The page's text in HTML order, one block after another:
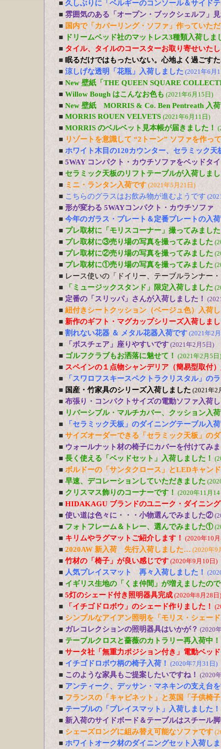
■ 久しぶりに「ベルギーのコンソール＆サイド
■ 雰囲気のある「オープン・ブックシェルフ」
■ 国内で「カバーリング・ソファ」作っていた
■
ドリームベッド社のマットレス3種類入荷しま
■ タイル、タイルのコースターお取り寄せいた
■ 眠るだけではもったいない。心地よく過ごす
■ 涼しげな透明「花瓶」入荷しました (2021年6月
■ New 壁紙「THE QUEEN SQUARE
■ Willow Bough はこんなお色も (2021年6月15日)
■ New 壁紙 MORRIS & Co. Ben Pentreath 入
■ MORRIS ROUEN VELVETS (2021年6月11日)
■ MORRIS のベルベット見本帳が届きました！
■ リゾートを意識して “2トーン” ソファを作っ
■ ホワイト木目の120カウンター、セラミック天
■ 5WAY コンパクト・カウチソファをベッドタ
■ セラミック天板のリフトテーブルが入荷しま
■ ミニ・ランタン入荷です (2021年5月21日)
■ こちらのグラスはお飲み物が進むようです
■ 形が変わる 5WAYコンパクト・カウチソファ
■ 今年のガラス・プレート＆定番プレートの入
■ プレ取材に「モリスコーナー」撮ってみました
■ プレ取材に③売り場の写真を撮ってみました
■ プレ取材に②売り場の写真を撮ってみました
■ プレ取材に①売り場の写真を撮ってみました
■ レース使いの「ドイリー、テーブルランナー
■
「ミュージックスタンド」限定入荷しました
■ 定番の「スリッパ」さんが入荷しました！
■ 紐付きシートクッション（ベージュ色）入荷
■ 新作のギフト・マグカップシリーズ入荷しま
■ 割れない花器 ＆ メタル花器入荷です (2021年2
■ 「ボスチェア」座りやすいです (2021年2月5日)
■ ゴルフクラブもお洒落に魅せて！ (2021年2月5日)
■ スペインの１点物シャンデリア（簡易型取付
■
「スワロフスキースペクトラクリスタル」の
■ 国産・竹家具のシリーズ入荷しました (2021年2
■ 布張り・コンパクトサイズの電動ソファ入荷
■ リバーシブル・マルチカバー、クッション入
■
「セラミック天板」のダイニングテーブル入
■ サイズオーダーできる「セラミック天板」の
■ ウォールナット材の椅子にカバーを付けてみ
■ 長く使える「ベッドセット」入荷しました！
■ ボルドーの「サンタクロース」とLEDキャン
■ 早速、デコレーションしていただきました
■ クリスマス飾りのコーナーです！ (2020年11月
■ HIDAKAGU ブランドのユニーク・ダイニン
■ 使い道は色々に・・・小物選んでみました②
■ フォトフレーム＆トレー、選んでみました①
■ キリムやラグマットご紹介します！ (2020年10
■ 2020AW 新入荷 先行入荷しました… (2020年9
■ 竹材の「椅子」が良い感じです (2020年9月10日)
■ 人気プレイスマット 再々入荷しました！
■ イギリス生地の「くま仲間」が増えましたの
■ 5灯のシェード付き照明器具完成 (2020年8月28日)
■ 「イチゴドロボウ」のシェード作りました！
■ シンプルなアイアン照明を「モリス・シェー
■ ガレコレクションの照明器具はいかが？ (2020
■ テーブルクロスと薔薇のカトラリー再入荷中！
■ サータ社「無重力ポジション付き」電動ベッ
■ イチゴドロボウ柄の椅子入荷！ (2020年7月31日)
■ このような家具もご提案したいですね！ (2020
■ アンティーク、デッサン・マネキンの支え台
■ フランスの「キャビネット」と英国「子供椅
■ テーブルの「プレイスマット」入荷しました！
■ 新入荷のサイドボード＆テーブルはスチール
■ シェーズロングに組み替え可能なソファです
■ ホワイトオーク材のダイニングセット入荷し